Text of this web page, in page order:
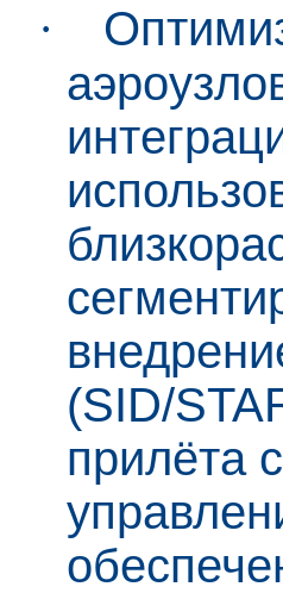
·
(SID/
прилёта